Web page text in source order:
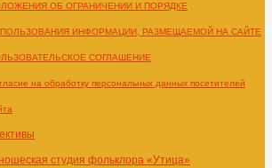
ОБ ОГРАНИЧЕНИИ И ПОРЯДКЕ
ИНФОРМАЦИИ, РАЗМЕЩАЕМОЙ НА САЙТЕ
СОГЛАШЕНИЕ
на обработку персональных данных посетителей
студия фольклора «Утица»